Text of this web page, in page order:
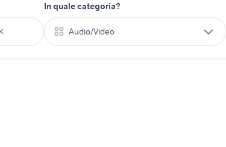
In quale categoria?
Audio/Video